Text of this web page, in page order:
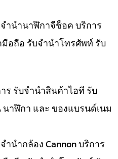
ำนำนาฬิกาจีช็อค บริการ
อถือ รับจำนำโทรศัพท์ รับ
ร รับจำนำสินค้าไอที รับ
าฬิกา และ ของแบรนด์เนม
นำกล้อง Cannon บริการ